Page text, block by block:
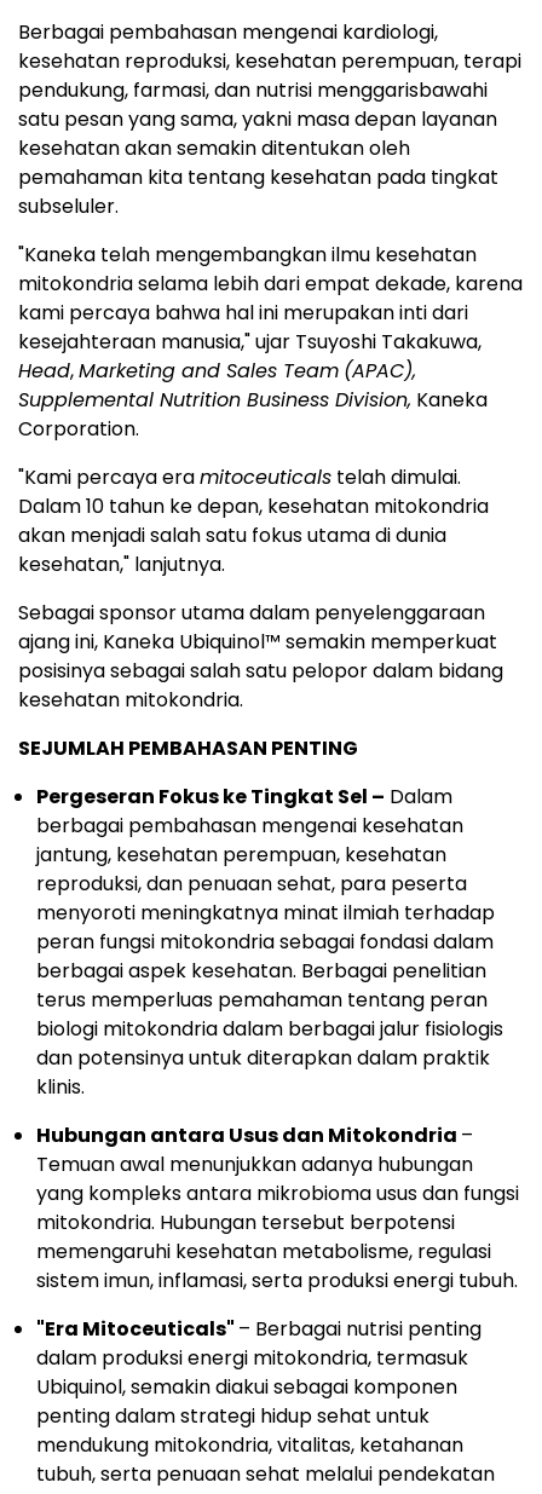
Berbagai pembahasan mengenai kardiologi,
kesehatan reproduksi, kesehatan perempuan, terapi
pendukung, farmasi, dan nutrisi menggarisbawahi
satu pesan yang sama, yakni masa depan layanan
kesehatan akan semakin ditentukan oleh
pemahaman kita tentang kesehatan pada tingkat
subseluler.
"Kaneka telah mengembangkan ilmu kesehatan
mitokondria selama lebih dari empat dekade, karena
kami percaya bahwa hal ini merupakan inti dari
kesejahteraan manusia," ujar Tsuyoshi Takakuwa,
Head,Marketing and Sales Team (APAC),
Supplemental Nutrition Business Division, Kaneka
Corporation.
"Kami percaya eramitoceuticals telah dimulai.
Dalam 10 tahun ke depan, kesehatan mitokondria
akan menjadi salah satu fokus utama di dunia
kesehatan," lanjutnya.
Sebagai sponsor utama dalam penyelenggaraan
ajang ini, Kaneka Ubiquinol™ semakin memperkuat
posisinya sebagai salah satu pelopor dalam bidang
kesehatan mitokondria.
SEJUMLAH PEMBAHASAN PENTING
Pergeseran Fokus ke Tingkat Sel – Dalam
berbagai pembahasan mengenai kesehatan
jantung, kesehatan perempuan, kesehatan
reproduksi, dan penuaan sehat, para peserta
menyoroti meningkatnya minat ilmiah terhadap
peran fungsi mitokondria sebagai fondasi dalam
berbagai aspek kesehatan. Berbagai penelitian
terus memperluas pemahaman tentang peran
biologi mitokondria dalam berbagai jalur fisiologis
dan potensinya untuk diterapkan dalam praktik
klinis.
Hubungan antara Usus dan Mitokondria –
Temuan awal menunjukkan adanya hubungan
yang kompleks antara mikrobioma usus dan fungsi
mitokondria. Hubungan tersebut berpotensi
memengaruhi kesehatan metabolisme, regulasi
sistem imun, inflamasi, serta produksi energi tubuh.
"Era Mitoceuticals" – Berbagai nutrisi penting
dalam produksi energi mitokondria, termasuk
Ubiquinol, semakin diakui sebagai komponen
penting dalam strategi hidup sehat untuk
mendukung mitokondria, vitalitas, ketahanan
tubuh, serta penuaan sehat melalui pendekatan